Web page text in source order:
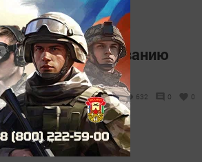
по финансированию
мероприятий
- 15:27 632 0 0